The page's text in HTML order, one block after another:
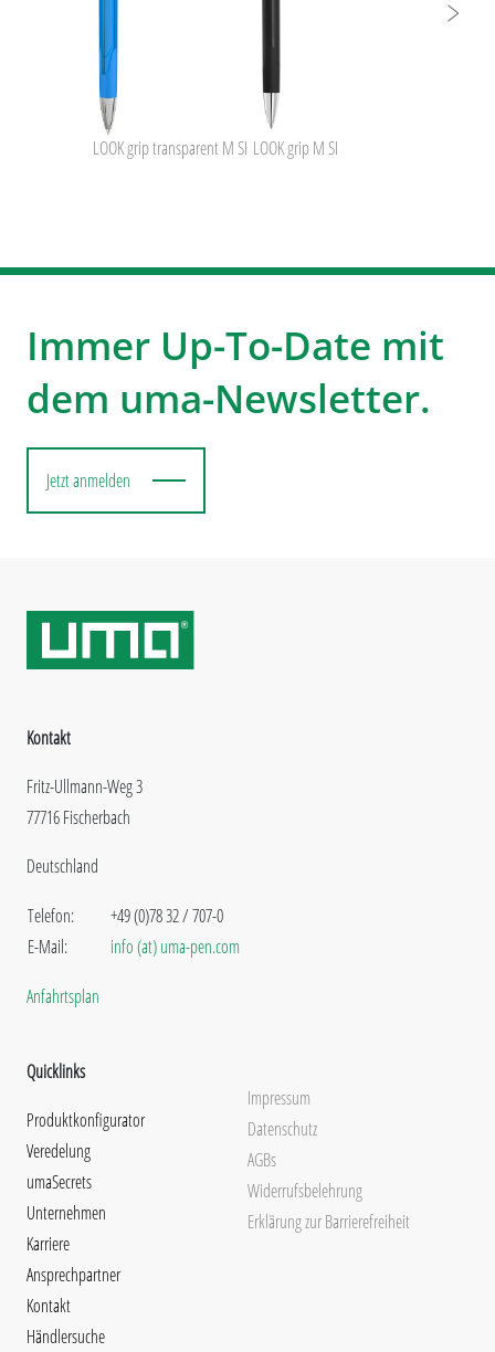
LOOK grip transparent M SI LOOK grip M SI
Immer Up-To-Date mit
dem uma-Newsletter.
Jetzt anmelden
Kontakt
Fritz-Ullmann-Weg 3
77716 Fischerbach
Deutschland
Telefon:
E-Mail:
+49 (0)78 32 / 707-0
info (at) uma-pen.com
Anfahrtsplan
Quicklinks
Produktkonfigurator
Veredelung
umaSecrets
Unternehmen
Karriere
Ansprechpartner
Kontakt
Händlersuche
Impressum
Datenschutz
AGBs
Widerrufsbelehrung
Erklärung zur Barrierefreiheit